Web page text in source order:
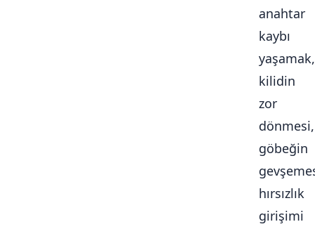
anahtar
kaybı
yaşamak,
kilidin
zor
dönmesi,
göbeğin
hırsızlık
girişimi